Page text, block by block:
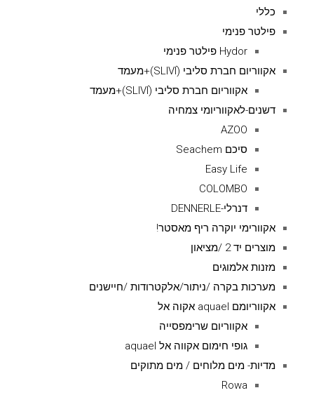
כללי
פילטר פנימי
Hydor פילטר פנימי
אקווריום חברת סליבי (SLIVIׂׂ)+מעמד
אקווריום חברת סליבי (SLIVIׂׂ)+מעמד
דשנים-לאקווריומי צמחיה
AZOO
סיכם Seachem
Easy Life
COLOMBO
דנרלי-DENNERLE
אקוורימי יוקרה ריף מאסטר!
מוצרים יד 2 /מציאון
מזנות אלמוגים
מערכות בקרה /ניתור/אלקטרודות /חיישנים
אקווריומם aquael אקוה אל
אקווריום שרימפסייה
גופי חימום אקווה אל aquael
מדיות- מים מלוחים / מים מתוקים
Rowa